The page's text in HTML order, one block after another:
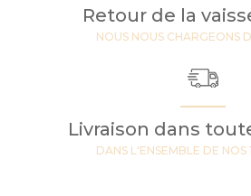
Retour de la
NOUS NOUS CHARGEONS
Livraison dans
DANS L'ENSEMBLE DE NOS